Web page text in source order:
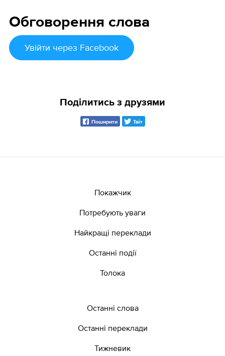
Обговорення слова
Увійти через Facebook
Поділитись з друзями
Поширити Твіт
Покажчик
Потребують уваги
Найкращі переклади
Останні події
Толока
Останні слова
Останні переклади
Тижневик